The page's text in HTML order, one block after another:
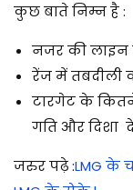
कुछ बाते निम्न है :
नजर की लाइन
रेंज में तबदीली
टारगेट के
गति और दिशा
जरुर पढ़े:LMG के